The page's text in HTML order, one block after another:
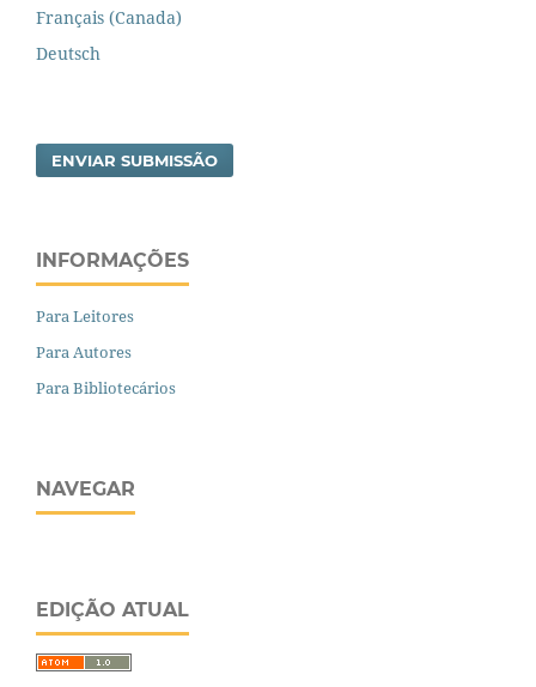
Français (Canada)
Deutsch
ENVIAR SUBMISSÃO
INFORMAÇÕES
Para Leitores
Para Autores
Para Bibliotecários
NAVEGAR
EDIÇÃO ATUAL